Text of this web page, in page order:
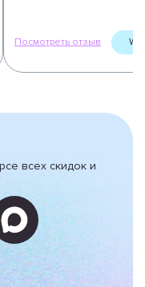
Посмотреть отзыв
всех скидок и